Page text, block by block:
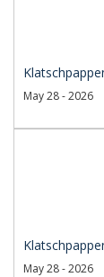
May 28 - 2026
May 28 - 2026